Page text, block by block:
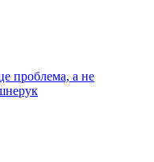
проблема, а не